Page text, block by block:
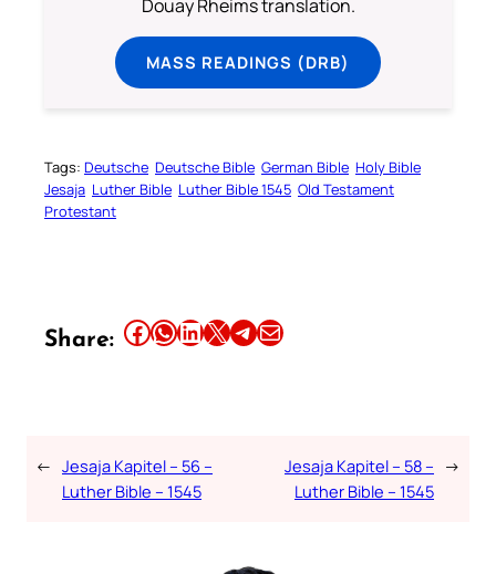
Douay Rheims translation.
MASS READINGS (DRB)
Tags: Deutsche Deutsche Bible German Bible Holy Bible
Jesaja Luther Bible Luther Bible 1545 Old Testament
Protestant
Share: Share this article on Facebook Share this article on WhatsApp Share this article on LinkedIn Share this article on X Share this article on TelegramEmail this Article
← Jesaja Kapitel – 56 –
Luther Bible – 1545
Jesaja Kapitel – 58 –
Luther Bible – 1545
→